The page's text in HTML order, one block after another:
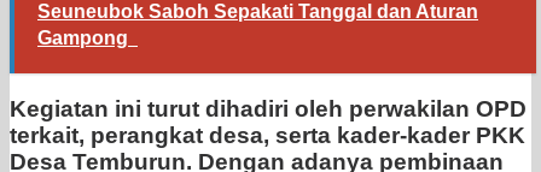
Seuneubok Saboh Sepakati Tanggal dan Aturan
Gampong
Kegiatan ini turut dihadiri oleh perwakilan OPD
terkait, perangkat desa, serta kader-kader PKK
Desa Temburun. Dengan adanya pembinaan